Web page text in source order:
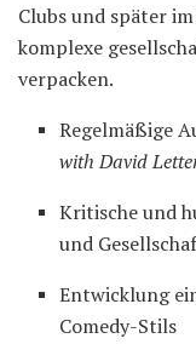
Clubs und später
komplexe
verpacken.
Regelmäßige
with David
Kritische und
und
Entwicklung
Comedy-Stils